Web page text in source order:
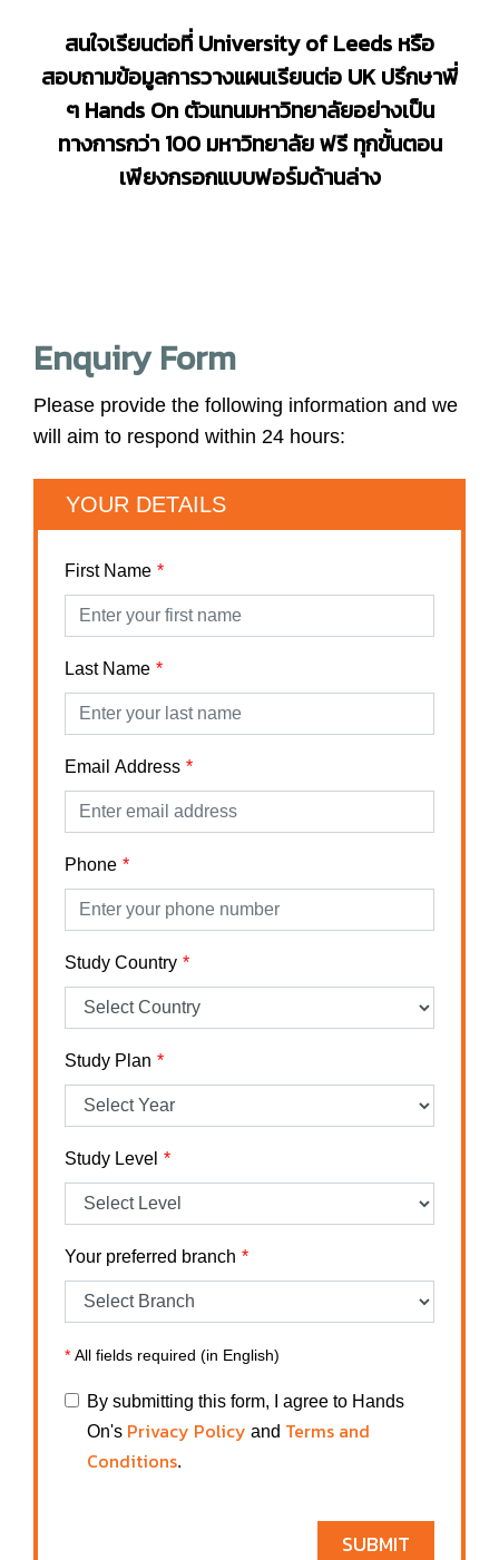
สนใจเรียนต่อที่ University of Leeds หรือ
สอบถามข้อมูลการวางแผนเรียนต่อ UKปรึกษาพี่
ๆ Hands On ตัวแทนมหาวิทยาลัยอย่างเป็น
ทางการกว่า 100 มหาวิทยาลัย ฟรี ทุกขั้นตอน
เพียงกรอกแบบฟอร์มด้านล่าง
Enquiry Form
Please provide the following information and we
will aim to respond within 24 hours:
YOUR DETAILS
First Name
Last Name
Email Address
Phone
Study Country
Study Plan
Study Level
Your preferred branch
* All fields required (in English)
By submitting this form, I agree to Hands
On's Privacy Policy and Terms and
Conditions.
SUBMIT